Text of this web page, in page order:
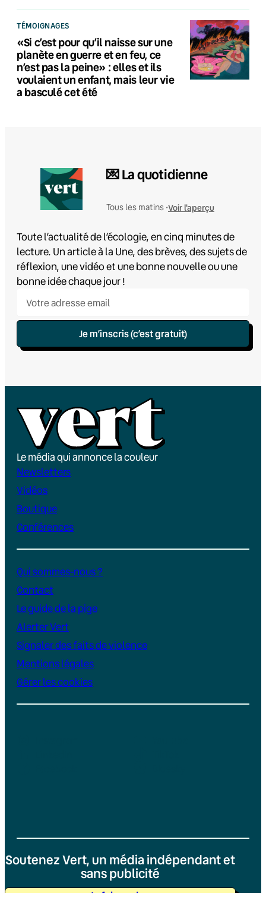
TÉMOIGNAGES
«Si c’est pour qu’il naisse sur une
planète en guerre et en feu, ce
n’est pas la peine» : elles et ils
voulaient un enfant, mais leur vie
a basculé cet été
💌 La quotidienne
Tous les matins •Voir l'aperçu
Toute l’actualité de l’écologie, en cinq minutes de
lecture. Un article à la Une, des brèves, des sujets de
réflexion, une vidéo et une bonne nouvelle ou une
bonne idée chaque jour !
Je m’inscris (c’est gratuit)
Le média qui annonce la couleur
Newsletters
Vidéos
Boutique
Conférences
Qui sommes-nous ?
Contact
Le guide de la pige
Alerter Vert
Signaler des faits de violence
Mentions légales
Gérer les cookies
Soutenez Vert, un média indépendant et
sans publicité